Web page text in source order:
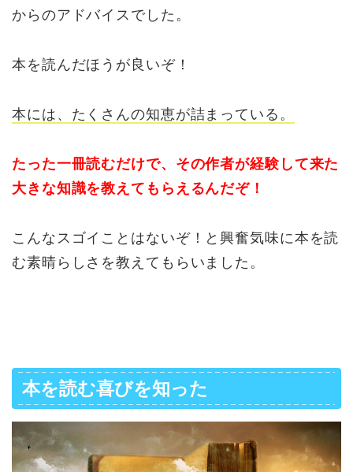
からのアドバイスでした。
本を読んだほうが良いぞ！
本には、たくさんの知恵が詰まっている。
たった一冊読むだけで、その作者が経験して来た
大きな知識を教えてもらえるんだぞ！
こんなスゴイことはないぞ！と興奮気味に本を読
む素晴らしさを教えてもらいました。
本を読む喜びを知った